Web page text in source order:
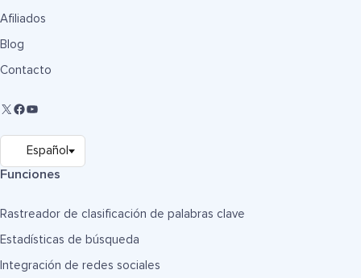
Afiliados
Blog
Contacto
Funciones
Rastreador de clasificación de palabras clave
Estadísticas de búsqueda
Integración de redes sociales